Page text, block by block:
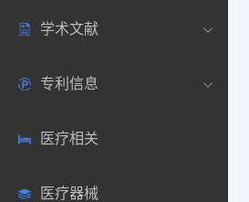
药典网站
药物临床
生物数据库
药品市场信息
合成化工
美国
欧洲
日本
其他各国
医药新闻
医药论坛
药研咨询
医药科普
学术文献
学术搜索
SciHub文献
文献下载
专利信息
各国专利局官方查询
医药专利
医疗相关
医疗器械